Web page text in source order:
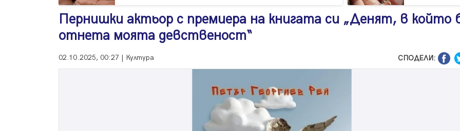
Пернишки актьор с премиера на книгата си „Денят, в който
отнета моята девственост“
02.10.2025, 00:27 | Култура СПОДЕЛИ: